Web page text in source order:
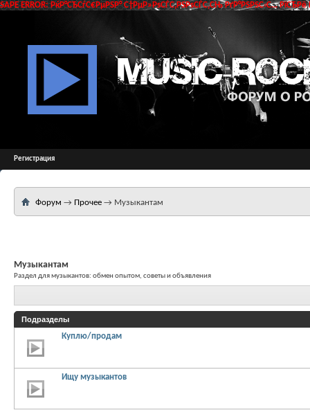
SAPE ERROR: РќР°СЂСѓС€РµРЅР° С†РµР»РѕСЃС‚РЅРѕСЃС‚СЊ РґР°РЅРЅС‹С…
Регистрация
Форум → Прочее → Музыкантам
Музыкантам
Раздел для музыкантов: обмен опытом, советы и объявления
Подразделы
Куплю/продам
Ищу музыкантов